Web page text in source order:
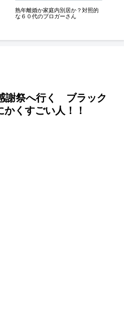
熟年離婚か家庭内別居か？対照的
な６０代のブロガーさん
謝祭へ行く ブラック
くすごい人！！